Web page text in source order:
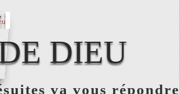
DIEU
va vous répondre